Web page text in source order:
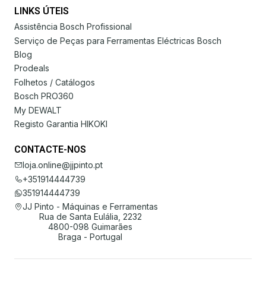
LINKS ÚTEIS
Assistência Bosch Profissional
Serviço de Peças para Ferramentas Eléctricas Bosch
Blog
Prodeals
Folhetos / Catálogos
Bosch PRO360
My DEWALT
Registo Garantia HIKOKI
CONTACTE-NOS
loja.online@jjpinto.pt
+351914444739
351914444739
JJ Pinto - Máquinas e Ferramentas
Rua de Santa Eulália, 2232
4800-098 Guimarães
Braga - Portugal